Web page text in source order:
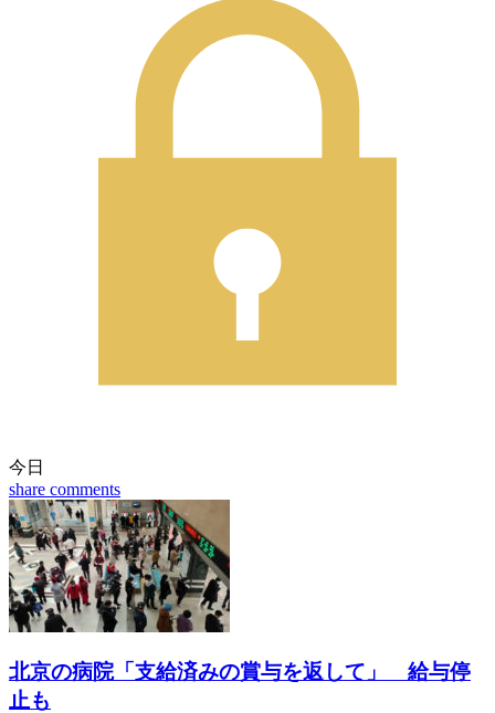
今日
share comments
北京の病院「支給済みの賞与を返して」 給与停
止も